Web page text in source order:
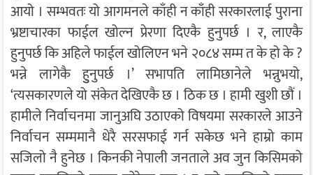
आयो । सम्भवतः यो आगमनले काँही न काँही सरकारलाई पुराना
भ्रष्टाचारका फाईल खोल्न प्रेरणा दिएकै हुनुपर्छ । र, लाएकै
हुनुपर्छ कि अहिले फाईल खोलिएन भने २०८४ सम्म त के हो के ?
भन्ने लागेकै हुुनुपर्छ ।’ सभापति लामिछानेले भन्नुभयो,
‘त्यसकारणले यो संकेत देखिएकै छ । ठिक छ । हामी खुशी छौं ।
हामीले निर्वाचनमा जानुअघि उठाएको विषयमा सरकारले आउने
निर्वाचन सम्ममानै धेरै सरसफाई गर्न सकेछ भने हाम्रो काम
सजिलो नै हुनेछ । किनकी नेपाली जनताले अव जुन किसिमको